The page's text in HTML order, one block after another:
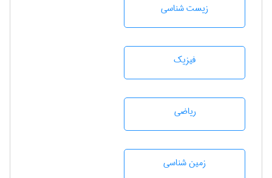
زيست شناسی
فیزیک
رياضی
زمين شناسی